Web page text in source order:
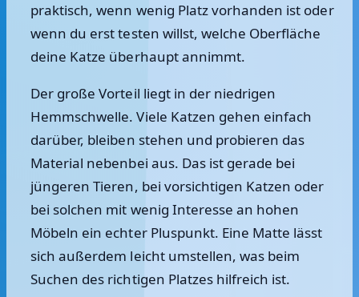
praktisch, wenn wenig Platz vorhanden ist oder
wenn du erst testen willst, welche Oberfläche
deine Katze überhaupt annimmt.
Der große Vorteil liegt in der niedrigen
Hemmschwelle. Viele Katzen gehen einfach
darüber, bleiben stehen und probieren das
Material nebenbei aus. Das ist gerade bei
jüngeren Tieren, bei vorsichtigen Katzen oder
bei solchen mit wenig Interesse an hohen
Möbeln ein echter Pluspunkt. Eine Matte lässt
sich außerdem leicht umstellen, was beim
Suchen des richtigen Platzes hilfreich ist.